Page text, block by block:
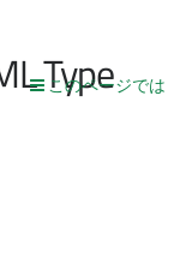
このページでは
Type